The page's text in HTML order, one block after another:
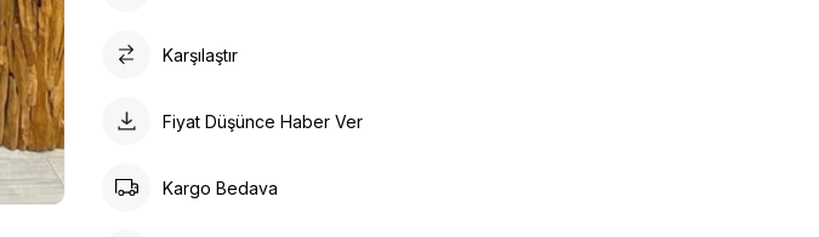
Karşılaştır
Fiyat Düşünce Haber Ver
Kargo Bedava